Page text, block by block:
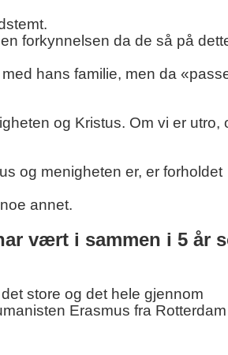
forkynnelsen da de så på
hans familie, men da
og Kristus. Om vi er utro,
og menigheten er, er forholdet
annet.
vært i sammen i 5 år
store og det hele gjennom
Erasmus fra Rotterdam